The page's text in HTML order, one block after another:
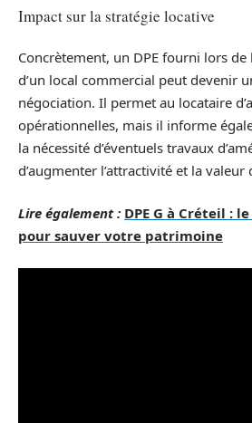
Impact sur la stratégie locative
Concrètement, un DPE fourni lors
d’un local commercial peut devenir
négociation. Il permet au locataire
opérationnelles, mais il informe
la nécessité d’éventuels travaux
d’augmenter l’attractivité et la valeur
Lire également : DPE G à Créteil :
pour sauver votre patrimoine